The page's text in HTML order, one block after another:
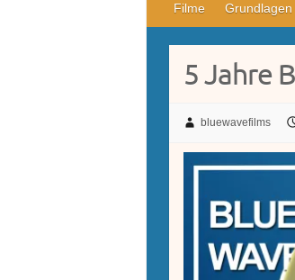
Filme
5 Jahre
bluewavefilms